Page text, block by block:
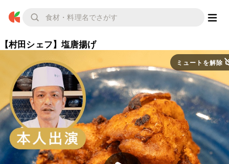
【村田シェフ】塩唐揚げ
ミュートを解除